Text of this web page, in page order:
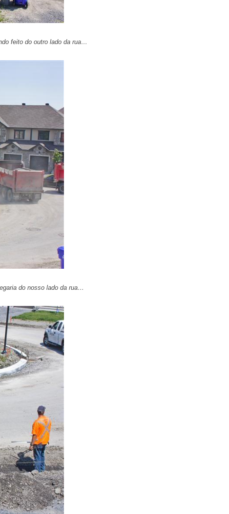
feito do outro lado da rua…
do nosso lado da rua…